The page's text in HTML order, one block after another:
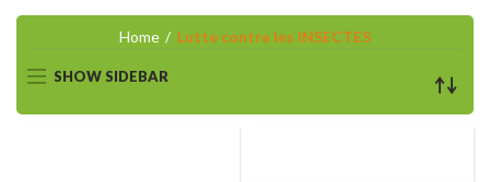
Home Lutte contre les INSECTES
SHOW SIDEBAR